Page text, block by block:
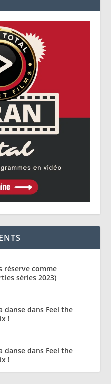
réserve comme
séries 2023)
danse dans Feel the
!
danse dans Feel the
!